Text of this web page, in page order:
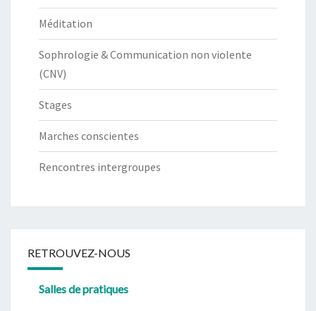
Méditation
Sophrologie & Communication non violente
(CNV)
Stages
Marches conscientes
Rencontres intergroupes
RETROUVEZ-NOUS
Salles de pratiques